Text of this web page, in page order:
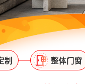
制 整体门窗